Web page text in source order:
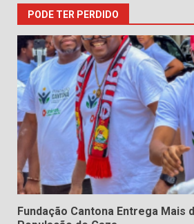
PODE TER PERDIDO
Fundação Cantona Entrega Mais